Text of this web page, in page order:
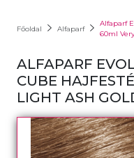
Főoldal Alfaparf
Alfaparf
60ml
ALFAPARF
CUBE
LIGHT ASH